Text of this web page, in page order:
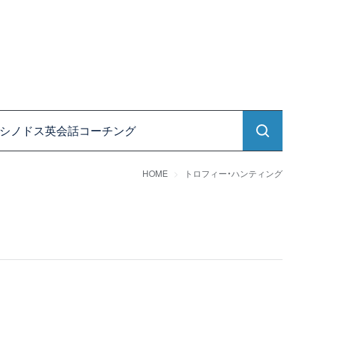
シノドス英会話コーチング
HOME トロフィー・ハンティング